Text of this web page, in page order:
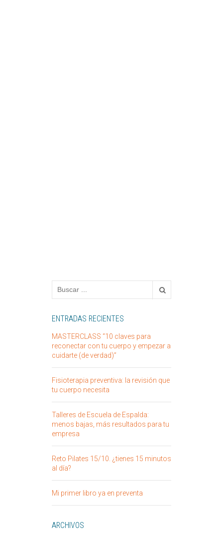
ENTRADAS RECIENTES
MASTERCLASS “10 claves para
reconectar con tu cuerpo y empezar a
cuidarte (de verdad)”
Fisioterapia preventiva: la revisión que
tu cuerpo necesita
Talleres de Escuela de Espalda:
menos bajas, más resultados para tu
empresa
Reto Pilates 15/10. ¿tienes 15 minutos
al día?
Mi primer libro ya en preventa
ARCHIVOS